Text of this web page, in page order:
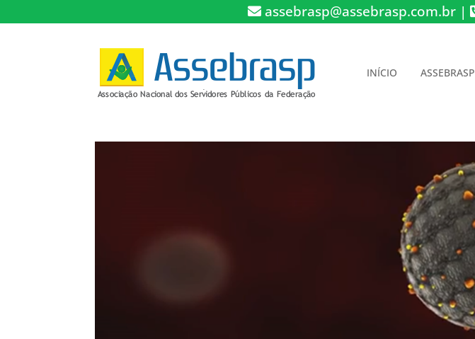
assebrasp@assebrasp.com.br |
INÍCIO ASSEBRASP